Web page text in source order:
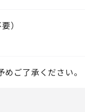
）
ご了承ください。